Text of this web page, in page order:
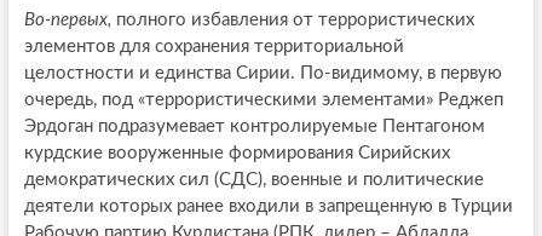
Во-первых, полного избавления от террористических
элементов для сохранения территориальной
целостности и единства Сирии. По-видимому, в первую
очередь, под «террористическими элементами» Реджеп
Эрдоган подразумевает контролируемые Пентагоном
курдские вооруженные формирования Сирийских
демократических сил (СДС), военные и политические
деятели которых ранее входили в запрещенную в Турции